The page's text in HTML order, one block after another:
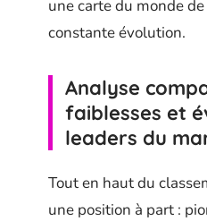
une carte du monde
constante évolution.
Analyse
faiblesses et
leaders du
Tout en haut du
une position à part :